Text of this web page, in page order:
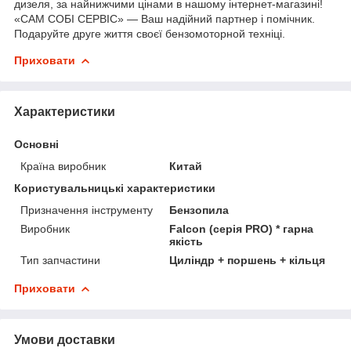
дизеля, за найнижчими цінами в нашому інтернет-магазині!
«САМ СОБІ СЕРВІС» — Ваш надійний партнер і помічник.
Подаруйте друге життя своєї бензомоторной техніці.
Приховати
Характеристики
Основні
Країна виробник
Китай
Користувальницькі характеристики
Призначення інструменту
Бензопила
Виробник
Falcon (серія PRO) * гарна
якість
Тип запчастини
Циліндр + поршень + кільця
Приховати
Умови доставки